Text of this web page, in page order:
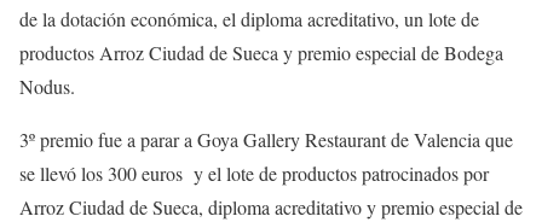
de la dotación económica, el diploma acreditativo, un lote de
productos Arroz Ciudad de Sueca y premio especial de Bodega
Nodus.
3º premio fue a parar a Goya Gallery Restaurant de Valencia que
se llevó los 300 euros y el lote de productos patrocinados por
Arroz Ciudad de Sueca, diploma acreditativo y premio especial de